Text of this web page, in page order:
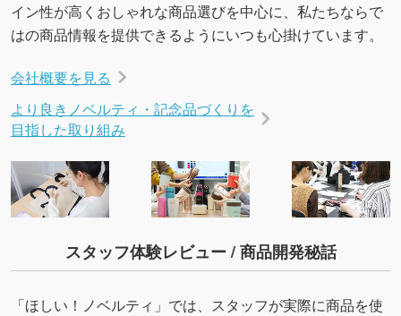
イン性が高くおしゃれな商品選びを中心に、私たちならで
はの商品情報を提供できるようにいつも心掛けています。
会社概要を見る
より良きノベルティ・記念品づくりを
目指した取り組み
スタッフ体験レビュー / 商品開発秘話
「ほしい！ノベルティ」では、スタッフが実際に商品を使